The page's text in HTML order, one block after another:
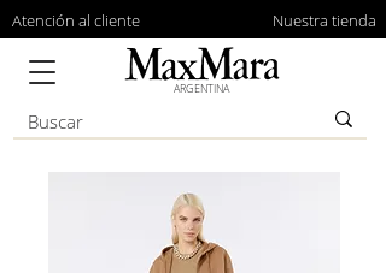
Atención al cliente Nuestra tienda
ARGENTINA